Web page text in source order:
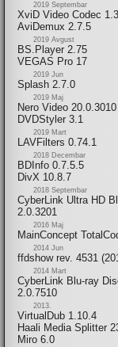
2019 Septembar
XviD Video Codec
AviDemux 2.7.5
2019 Avgust
BS.Player 2.75
VEGAS Pro 17
2019 Jun
Splash 2.7.0
2019 Maj
Nero Video 20.0.3010
DVDStyler 3.1
2019 Mart
LAVFilters 0.74.1
2018 Decembar
BDInfo 0.7.5.5
DivX 10.8.7
2018 Septembar
CyberLink Ultra HD
2.0.3201
2016 Maj
MainConcept
2014 Jun
ffdshow rev. 4531
2014 Mart
CyberLink Blu-ray
2.0.7510
2013.
VirtualDub 1.10.4
Haali Media Splitter
Miro 6.0